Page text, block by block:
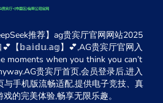
推荐】ag贵宾厅官网网站2025
💕【𝕓𝕒𝕚𝕕𝕦.𝕒𝕘】💕,AG贵宾厅官网入
moments when you think you can’t
贵宾厅首页,会员登录后,进入
与手机版流畅适配,提供电子竞技、真
的完美体验,畅享无限乐趣。